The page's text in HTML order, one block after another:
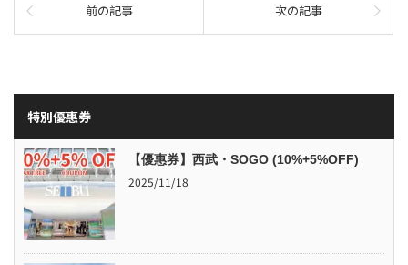
前の記事 次の記事
特別優惠券
【優惠券】西武・SOGO (10%+5%OFF)
2025/11/18